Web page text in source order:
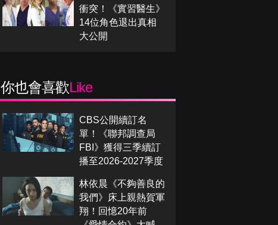
衝突！《實習醫生》
14位角色退出真相
大公開
你也會喜歡Like
CBS公開續訂名
單！《聯邦調查局
FBI》獲得三季續訂
播至2026-2027季度
林依晨《不夠善良的
我們》床上親熱賀軍
翔！回憶20年前